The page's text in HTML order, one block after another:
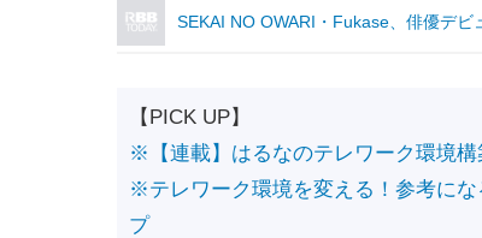
SEKAI NO OWARI・Fukase、俳優デビ
【PICK UP】
※【連載】はるなのテレワーク環境構
※テレワーク環境を変える！参考にな
プ